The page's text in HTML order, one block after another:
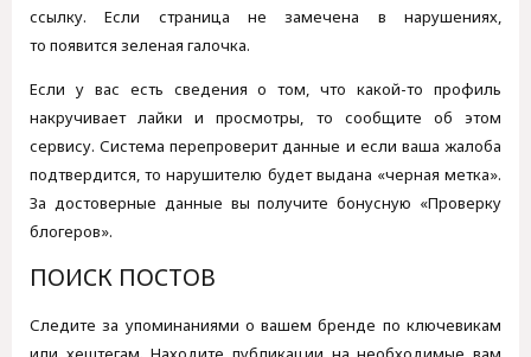
ссылку. Если страница не замечена в нарушениях,
то появится зеленая галочка.
Если у вас есть сведения о том, что какой-то профиль
накручивает лайки и просмотры, то сообщите об этом
сервису. Система перепроверит данные и если ваша жалоба
подтвердится, то нарушителю будет выдана «черная метка».
За достоверные данные вы получите бонусную «Проверку
блогеров».
ПОИСК ПОСТОВ
Следите за упоминаниями о вашем бренде по ключевикам